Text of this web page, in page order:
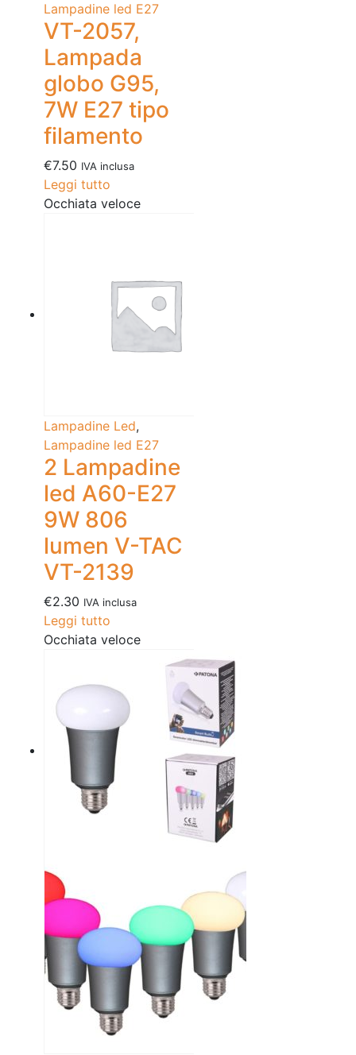
Lampadine led E27
VT-2057,
Lampada
globo G95,
7W E27 tipo
filamento
€7.50 IVA inclusa
Leggi tutto
Occhiata veloce
Lampadine Led,
Lampadine led E27
2 Lampadine
led A60-E27
9W 806
lumen V-TAC
VT-2139
€2.30 IVA inclusa
Leggi tutto
Occhiata veloce